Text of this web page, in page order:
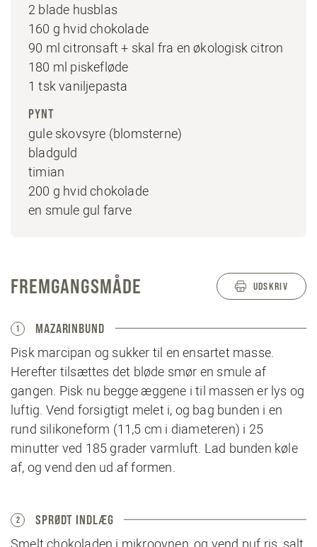
2 blade husblas
160 g hvid chokolade
90 ml citronsaft + skal fra en økologisk citron
180 ml piskefløde
1 tsk vaniljepasta
PYNT
gule skovsyre (blomsterne)
bladguld
timian
200 g hvid chokolade
en smule gul farve
FREMGANGSMÅDE UDSKRIV
1 MAZARINBUND
Pisk marcipan og sukker til en ensartet masse.
Herefter tilsættes det bløde smør en smule af
gangen. Pisk nu begge æggene i til massen er lys og
luftig. Vend forsigtigt melet i, og bag bunden i en
rund silikoneform (11,5 cm i diameteren) i 25
minutter ved 185 grader varmluft. Lad bunden køle
af, og vend den ud af formen.
2 SPRØDT INDLÆG